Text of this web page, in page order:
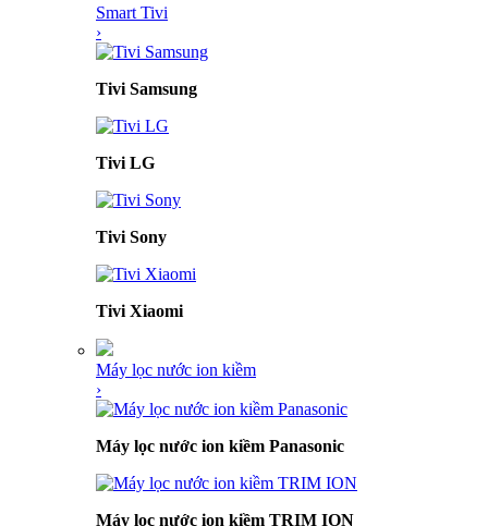
Smart Tivi
›
Tivi Samsung
Tivi LG
Tivi Sony
Tivi Xiaomi
Máy lọc nước ion kiềm
›
Máy lọc nước ion kiềm Panasonic
Máy lọc nước ion kiềm TRIM ION